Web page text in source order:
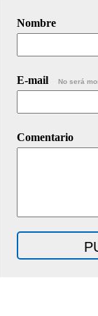
Nombre
E-mail No será
Comentario